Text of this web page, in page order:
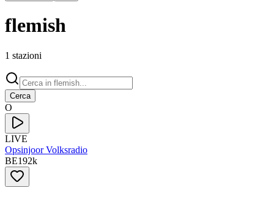
flemish
1 stazioni
Cerca
O
LIVE
Opsinjoor Volksradio
BE192k